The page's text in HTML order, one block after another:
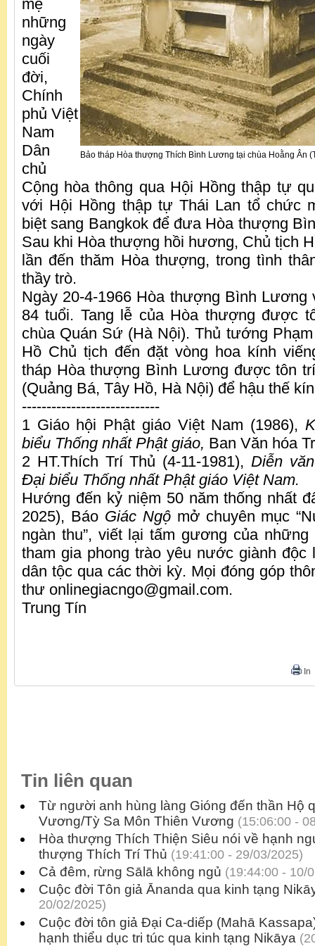
Bảo tháp Hòa thượng Thích Bình Lương tại chùa Hoằng Ân
mẹ
những
ngày
cuối
đời,
Chính
phủ Việt
Nam
Dân
chủ
Cộng hòa thông qua Hội Hồng thập tự
với Hội Hồng thập tự Thái Lan tổ chức
biệt sang Bangkok để đưa Hòa thượng
Sau khi Hòa thượng hồi hương, Chủ tịch
lần đến thăm Hòa thượng, trong tình
thầy trò.
Ngày 20-4-1966 Hòa thượng Bình Lương
84 tuổi. Tang lễ của Hòa thượng được
chùa Quán Sứ (Hà Nội). Thủ tướng
Hồ Chủ tịch đến đặt vòng hoa kính
tháp Hòa thượng Bình Lương được tôn
(Quảng Bá, Tây Hồ, Hà Nội) để hậu thế
----------------------------
1 Giáo hội Phật giáo Việt Nam (1986),
biểu Thống nhất Phật giáo, Ban Văn hóa
2 HT.Thích Trí Thủ (4-11-1981), Diễn
Đại biểu Thống nhất Phật giáo Việt Nam.
Hướng đến kỷ niệm 50 năm thống nhất
2025), Báo Giác Ngộ mở chuyên mục
ngàn thu”, viết lại tấm gương của
tham gia phong trào yêu nước giành độc
dân tộc qua các thời kỳ. Mọi đóng góp
thư onlinegiacngo@gmail.com.
Trung Tín
In
Tin liên quan
Từ người anh hùng làng Gióng đến thần Hộ
Vương/Tỳ Sa Môn Thiên Vương (15:06:00 -
Hòa thượng Thích Thiện Siêu nói về hạnh
thượng Thích Trí Thủ (19:41:00 - 29/03/2025)
Cả đêm, rừng Sālā không ngủ (19:44:00 - 10/
Cuộc đời Tôn giả Ānanda qua kinh tạng
20/02/2025)
Cuộc đời tôn giả Đại Ca-diếp (Mahā
hạnh thiểu dục tri túc qua kinh tạng Nikāya